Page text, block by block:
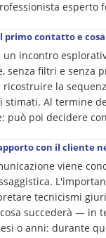
esperto
contatto e
un incontro
senza filtri e
la
stimati. Al termine
può poi decidere
con il cliente
viene
tecnicismi
cosa succederà —
o anni: durante